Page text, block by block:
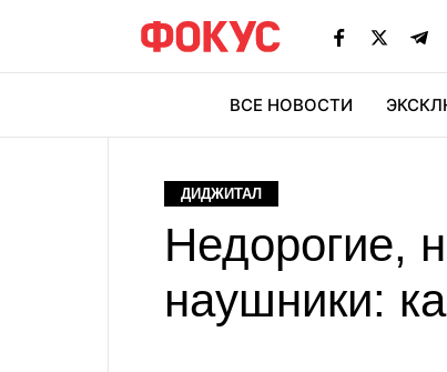
ВСЕ НОВОСТИ
ДИДЖИТАЛ
Недорогие,
наушники: